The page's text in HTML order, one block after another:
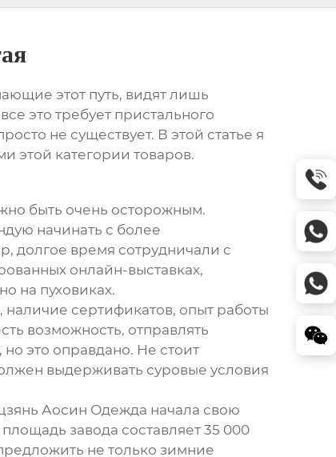
этот путь, видят лишь
это требует пристального
не существует. В этой статье я
этой категории товаров.
быть очень осторожным.
начинать с более
долгое время сотрудничали с
онлайн-выставках,
на пуховиках.
сертификатов, опыт работы
возможность, отправлять
это оправдано. Не стоит
выдерживать суровые условия
Аосин Одежда начала свою
завода составляет 35 000
не только зимние